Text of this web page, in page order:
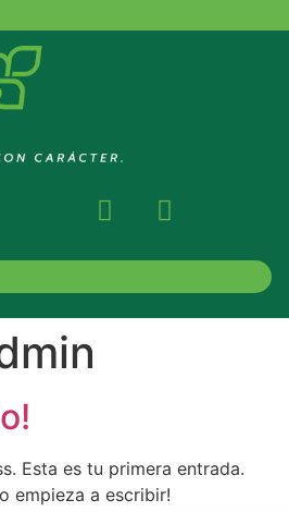
Esta es tu primera entrada.
empieza a escribir!